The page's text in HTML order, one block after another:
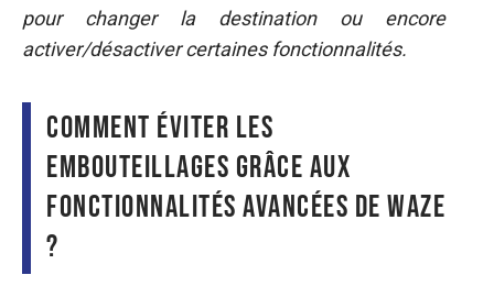
pour changer la destination ou encore
activer/désactiver certaines fonctionnalités.
Comment éviter les
embouteillages grâce aux
fonctionnalités avancées de Waze
?